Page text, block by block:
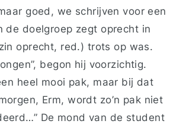
goed, we schrijven voor een
de doelgroep zegt oprecht in
oprecht, red.) trots op was.
begon hij voorzichtig.
heel mooi pak, maar bij dat
Erm, wordt zo’n pak niet
De mond van de student